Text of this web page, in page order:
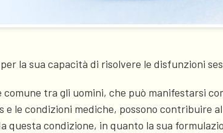
la sua capacità di risolvere le disfunzioni
tra gli uomini, che può manifestarsi
le condizioni mediche, possono contribuire
condizione, in quanto la sua